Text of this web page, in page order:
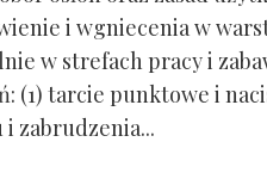
i wgniecenia w
w strefach pracy i
(1) tarcie punktowe i
zabrudzenia...